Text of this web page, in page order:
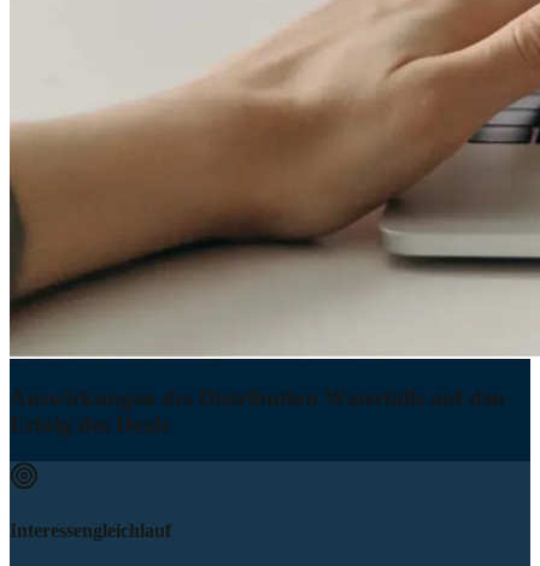
Auswirkungen des Distribution Waterfalls auf den
Erfolg des Deals
Interessengleichlauf